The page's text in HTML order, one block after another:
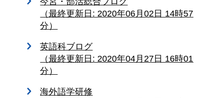
（最終更新日: 2020年06月02日 14時57
分）
英語科ブログ
（最終更新日: 2020年04月27日 16時01
分）
海外語学研修